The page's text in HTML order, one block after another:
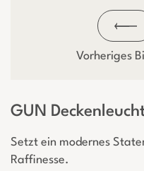
Vorheriges
GUN
Setzt ein modernes
Raffinesse.